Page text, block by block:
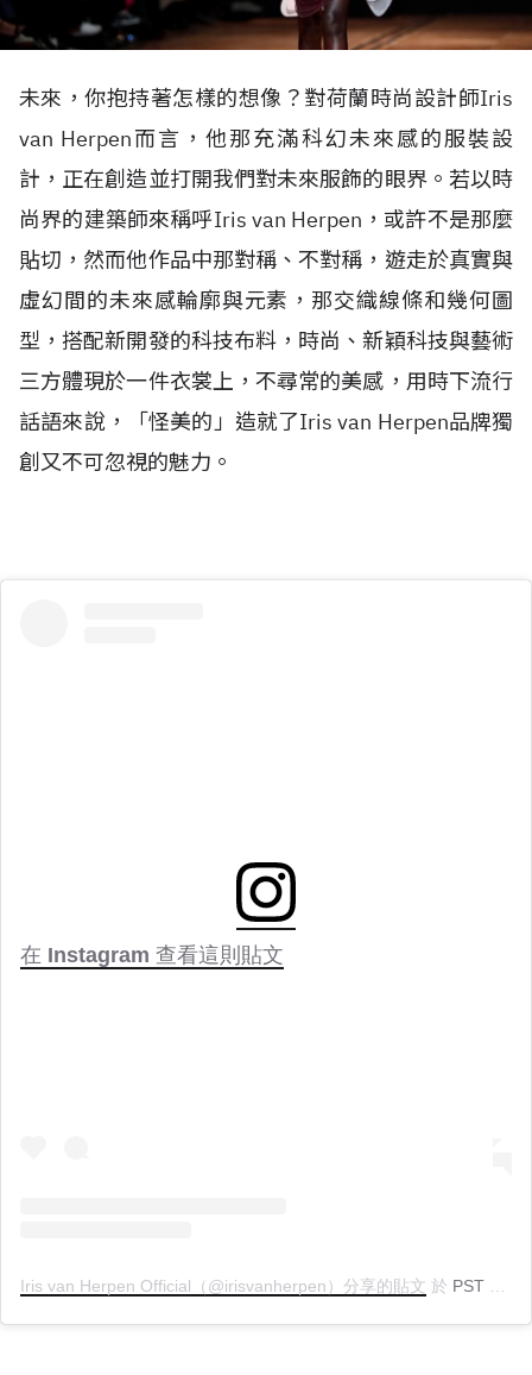
未來，你抱持著怎樣的想像？對荷蘭時尚設計師Iris
van Herpen而言，他那充滿科幻未來感的服裝設
計，正在創造並打開我們對未來服飾的眼界。若以時
尚界的建築師來稱呼Iris van Herpen，或許不是那麼
貼切，然而他作品中那對稱、不對稱，遊走於真實與
虛幻間的未來感輪廓與元素，那交織線條和幾何圖
型，搭配新開發的科技布料，時尚、新穎科技與藝術
三方體現於一件衣裳上，不尋常的美感，用時下流行
話語來說，「怪美的」造就了Iris van Herpen品牌獨
創又不可忽視的魅力。
在 Instagram 查看這則貼文
Iris van Herpen Official（@irisvanherpen）分享的貼文 於 PST 2019 年 1月 月 21 日 上午 11:55